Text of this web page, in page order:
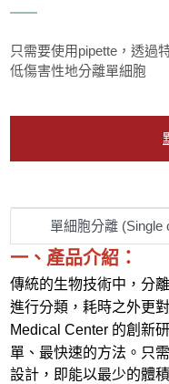
只需要使用pipette，透過
低傷害性地分離單細胞
單細胞分離 (Single
一、產品介紹：
傳統的生物技術中，分
進行分類，耗時之外更
Medical Center 的創新
單、最快速的方法。 只
設計，即能以最少的體